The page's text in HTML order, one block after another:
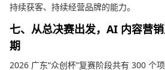
持续获客、持续经营品牌的能力。
七、从总决赛出发，AI 内容营
期
2026 广东“众创杯”复赛阶段共有 300 个